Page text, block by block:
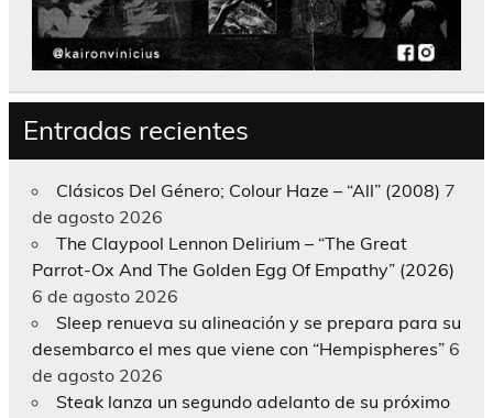
Entradas recientes
Clásicos Del Género; Colour Haze – “All” (2008) 7
de agosto 2026
The Claypool Lennon Delirium – “The Great
Parrot-Ox And The Golden Egg Of Empathy” (2026)
6 de agosto 2026
Sleep renueva su alineación y se prepara para su
desembarco el mes que viene con “Hempispheres” 6
de agosto 2026
Steak lanza un segundo adelanto de su próximo